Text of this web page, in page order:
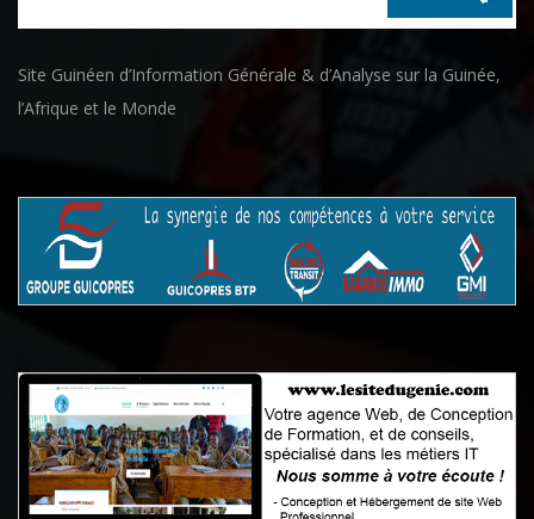
Site Guinéen d’Information Générale & d’Analyse sur la Guinée,
l’Afrique et le Monde